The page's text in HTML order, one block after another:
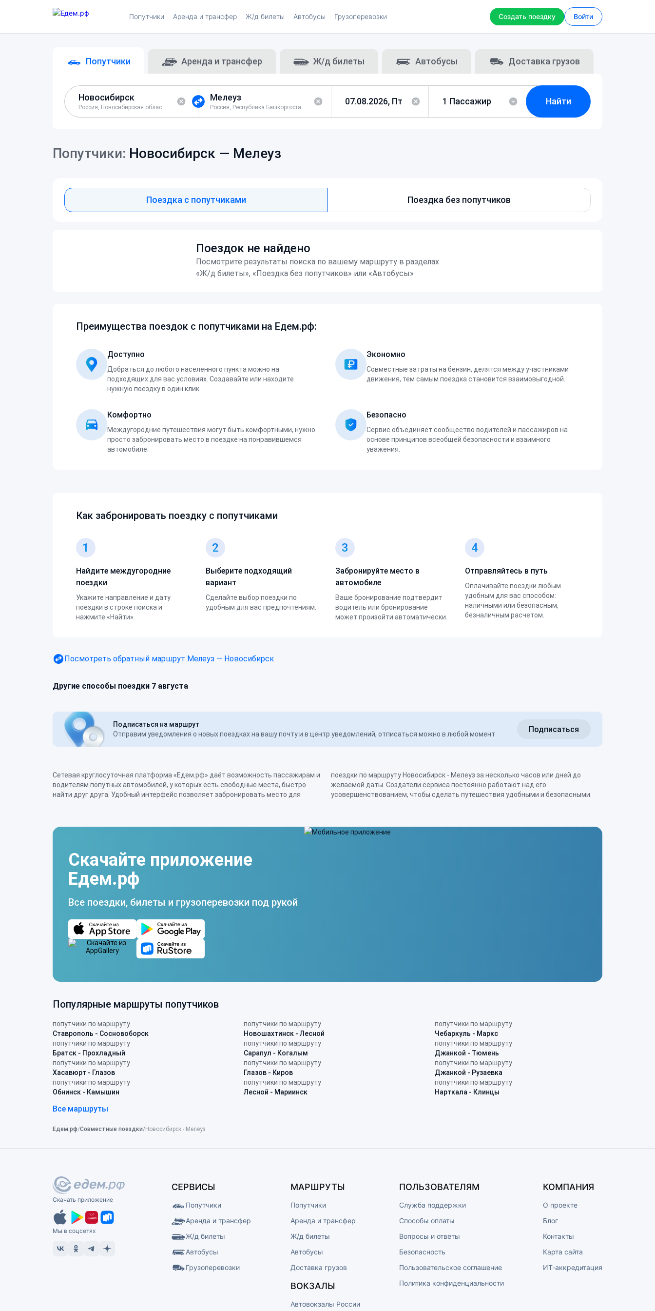
Попутчики Аренда и трансфер Ж/д билеты Автобусы Грузоперевозки Создать поездку Войти
Попутчики Аренда и трансфер Ж/д билеты Автобусы Доставка грузов
Россия, Новосибирская область, город Новосибирск Россия, Республика Башкортостан, Мелеузовский район
Найти
Попутчики: Новосибирск — Мелеуз
Поездка с попутчиками Поездка без попутчиков
Поездок не найдено
Посмотрите результаты поиска по вашему маршруту в разделах
«Ж/д билеты», «Поездка без попутчиков» или «Автобусы»
Преимущества поездок с попутчиками на Едем.рф:
Доступно
Добраться до любого населенного пункта можно на
подходящих для вас условиях. Создавайте или находите
нужную поездку в один клик.
Экономно
Совместные затраты на бензин, делятся между участниками
движения, тем самым поездка становится взаимовыгодной.
Комфортно
Междугородние путешествия могут быть комфортными, нужно
просто забронировать место в поездке на понравившемся
автомобиле.
Безопасно
Сервис объединяет сообщество водителей и пассажиров на
основе принципов всеобщей безопасности и взаимного
уважения.
Как забронировать поездку с попутчиками
1
Найдите междугородние
поездки
Укажите направление и дату
поездки в строке поиска и
нажмите «Найти».
2
Выберите подходящий
вариант
Сделайте выбор поездки по
удобным для вас предпочтениям.
3
Забронируйте место в
автомобиле
Ваше бронирование подтвердит
водитель или бронирование
может произойти автоматически.
4
Отправляйтесь в путь
Оплачивайте поездки любым
удобным для вас способом:
наличными или безопасным,
безналичным расчетом.
Посмотреть обратный маршрут Мелеуз — Новосибирск
Другие способы поездки 7 августа
Подписаться на маршрут
Отправим уведомления о новых поездках на вашу почту и в центр уведомлений, отписаться можно в любой момент
Подписаться
Сетевая круглосуточная платформа «Едем.рф» даёт возможность пассажирам и
водителям попутных автомобилей, у которых есть свободные места, быстро
найти друг друга. Удобный интерфейс позволяет забронировать место для
поездки по маршруту Новосибирск - Мелеуз за несколько часов или дней до
желаемой даты. Создатели сервиса постоянно работают над его
усовершенствованием, чтобы сделать путешествия удобными и безопасными.
Скачайте приложение
Едем.рф
Все поездки, билеты и грузоперевозки под рукой
Популярные маршруты попутчиков
попутчики по маршруту
Ставрополь - Сосновоборск
попутчики по маршруту
Братск - Прохладный
попутчики по маршруту
Хасавюрт - Глазов
попутчики по маршруту
Обнинск - Камышин
попутчики по маршруту
Новошахтинск - Лесной
попутчики по маршруту
Сарапул - Когалым
попутчики по маршруту
Глазов - Киров
попутчики по маршруту
Лесной - Мариинск
попутчики по маршруту
Чебаркуль - Маркс
попутчики по маршруту
Джанкой - Тюмень
попутчики по маршруту
Джанкой - Рузаевка
попутчики по маршруту
Нарткала - Клинцы
Все маршруты
Едем.рф Совместные поездки Новосибирск - Мелеуз
Скачать приложение
Мы в соцсетях
СЕРВИСЫ
Попутчики
Аренда и трансфер
Ж/д билеты
Автобусы
Грузоперевозки
МАРШРУТЫ
Попутчики
Аренда и трансфер
Ж/д билеты
Автобусы
Доставка грузов
ВОКЗАЛЫ
Автовокзалы России
ПОЛЬЗОВАТЕЛЯМ
Служба поддержки
Способы оплаты
Вопросы и ответы
Безопасность
Пользовательское соглашение
Политика конфиденциальности
КОМПАНИЯ
О проекте
Блог
Контакты
Карта сайта
ИТ-аккредитация